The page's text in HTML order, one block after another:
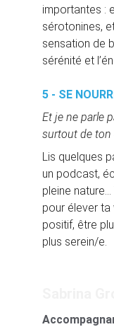
importantes :
sérotonines,
sensation de
sérénité et
5 - SE
Et je ne parle
surtout de ton
Lis quelques
un podcast,
pleine
pour élever ta
positif, être
plus serein/e.